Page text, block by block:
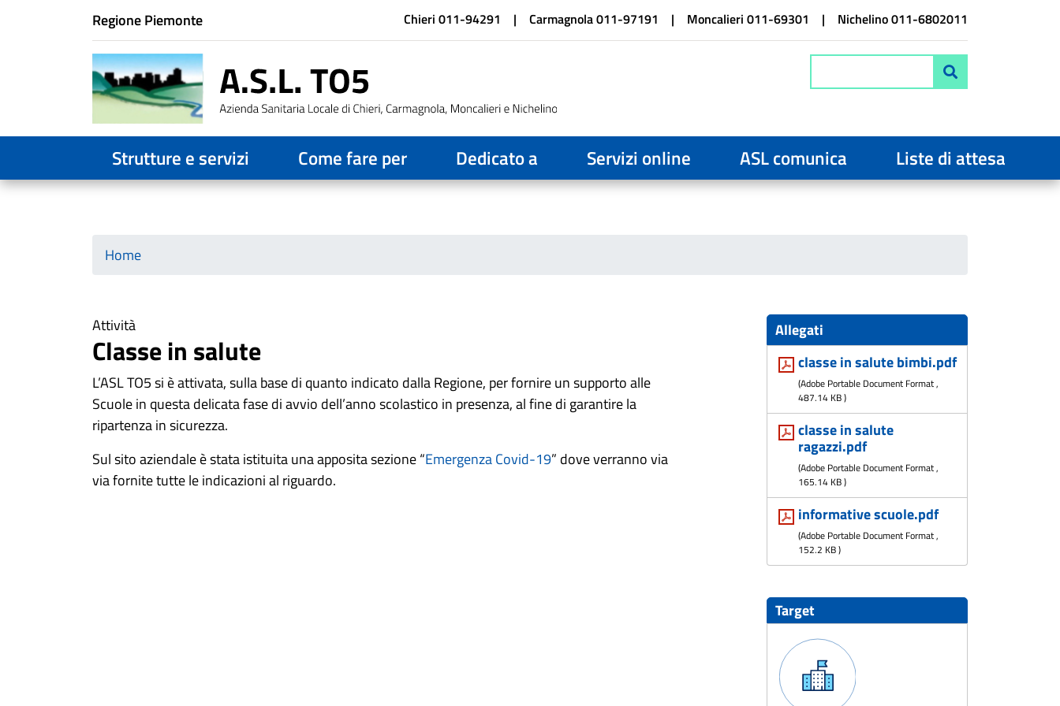
Salta
al
Istituzione di appartenenza
Regione Piemonte Chieri 011-94291 Carmagnola 011-97191 Moncalieri 011-69301 Nichelino 011-6802011
Strutture e servizi Come fare per Dedicato a Servizi online ASL comunica Liste di attesa
Home
Attività
Classe in salute
L’ASL TO5 si è attivata, sulla base di quanto indicato dalla Regione, per fornire un supporto alle
Scuole in questa delicata fase di avvio dell’anno scolastico in presenza, al fine di garantire la
ripartenza in sicurezza.
Sul sito aziendale è stata istituita una apposita sezione “Emergenza Covid-19” dove verranno via
via fornite tutte le indicazioni al riguardo.
Allegati
classe in salute bimbi.pdf
(Adobe Portable Document Format,
487.14 KB)
classe in salute
ragazzi.pdf
(Adobe Portable Document Format,
165.14 KB)
informative scuole.pdf
(Adobe Portable Document Format,
152.2 KB)
Target